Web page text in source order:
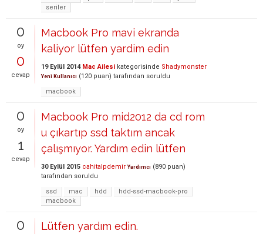
seriler
0
oy
0
cevap
Macbook Pro mavi ekranda
kaliyor lütfen yardim edin
19 Eylül 2014 Mac Ailesi kategorisinde Shadymonster
Yeni Kullanıcı (120 puan) tarafından soruldu
macbook
0
oy
1
cevap
Macbook Pro mid2012 da cd rom
u çıkartıp ssd taktım ancak
çalışmıyor. Yardım edin lütfen
30 Eylül 2015 cahitalpdemir Yardımcı (890 puan)
tarafından soruldu
ssd
mac hdd
hdd-ssd-macbook-pro
macbook
0 Lütfen yardım edin.